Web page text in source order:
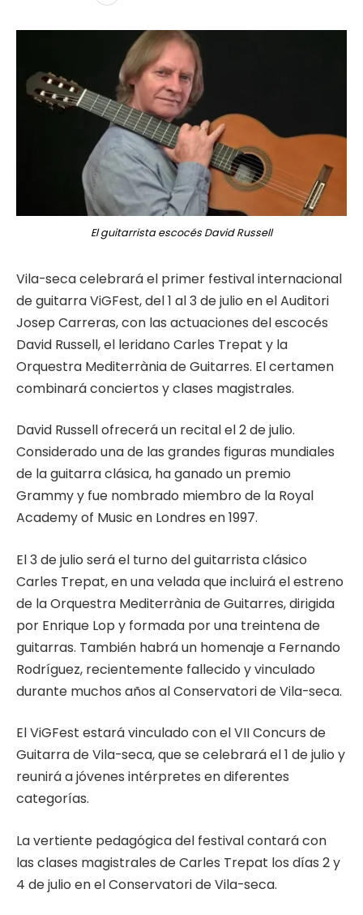
El guitarrista escocés David Russell
Vila-seca celebrará el primer festival internacional
de guitarra ViGFest, del 1 al 3 de julio en el Auditori
Josep Carreras, con las actuaciones del escocés
David Russell, el leridano Carles Trepat y la
Orquestra Mediterrània de Guitarres. El certamen
combinará conciertos y clases magistrales.
David Russell ofrecerá un recital el 2 de julio.
Considerado una de las grandes figuras mundiales
de la guitarra clásica, ha ganado un premio
Grammy y fue nombrado miembro de la Royal
Academy of Music en Londres en 1997.
El 3 de julio será el turno del guitarrista clásico
Carles Trepat, en una velada que incluirá el estreno
de la Orquestra Mediterrània de Guitarres, dirigida
por Enrique Lop y formada por una treintena de
guitarras. También habrá un homenaje a Fernando
Rodríguez, recientemente fallecido y vinculado
durante muchos años al Conservatori de Vila-seca.
El ViGFest estará vinculado con el VII Concurs de
Guitarra de Vila-seca, que se celebrará el 1 de julio y
reunirá a jóvenes intérpretes en diferentes
categorías.
La vertiente pedagógica del festival contará con
las clases magistrales de Carles Trepat los días 2 y
4 de julio en el Conservatori de Vila-seca.